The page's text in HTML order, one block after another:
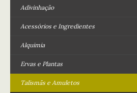
Adivinhação
Acessórios e Ingredientes
Alquimia
Ervas e Plantas
Talismãs e Amuletos